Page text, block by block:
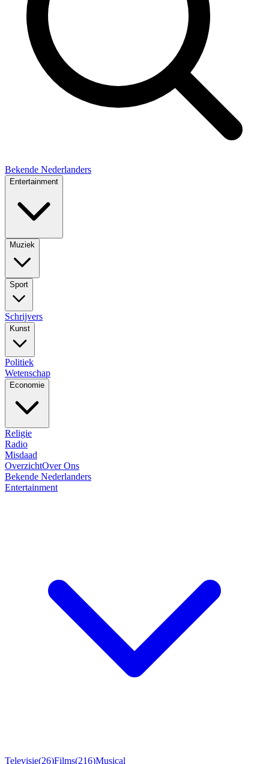
Bekende Nederlanders
Entertainment
Muziek
Sport
Schrijvers
Kunst
Politiek
Wetenschap
Economie
Religie
Radio
Misdaad
OverzichtOver Ons
Bekende Nederlanders
Entertainment
Televisie(26)Films(216)Musical